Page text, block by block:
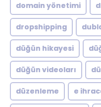
domain yönetimi
dropshipping
düğün hikayesi
düğün videoları
düzenleme e